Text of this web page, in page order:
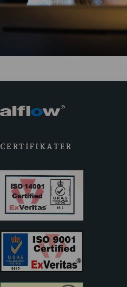
CERTIFIKATER